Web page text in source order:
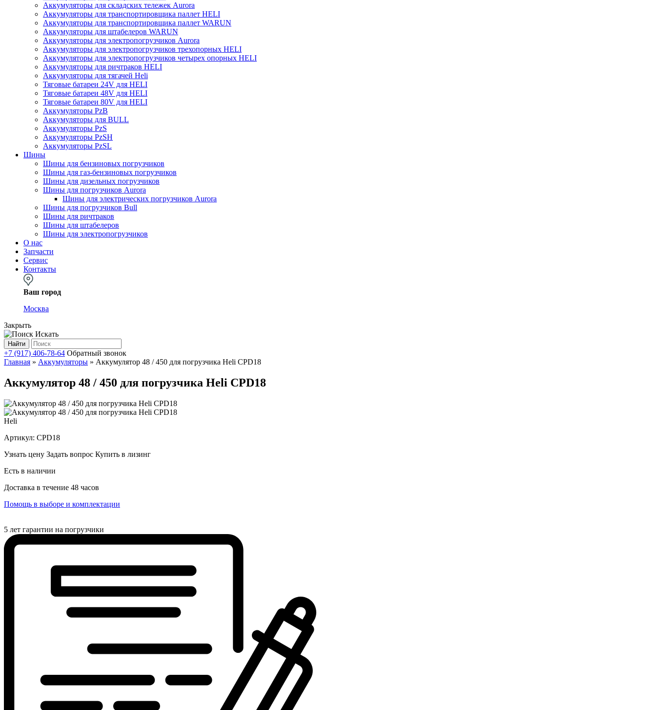
Аккумуляторы для складских тележек Aurora
Аккумуляторы для транспортировщика паллет HELI
Аккумуляторы для транспортировщика паллет WARUN
Аккумуляторы для штабелеров WARUN
Аккумуляторы для электропогрузчиков Aurora
Аккумуляторы для электропогрузчиков трехопорных HELI
Аккумуляторы для электропогрузчиков четырех опорных HELI
Аккумуляторы для ричтраков HELI
Аккумуляторы для тягачей Heli
Тяговые батареи 24V для HELI
Тяговые батареи 48V для HELI
Тяговые батареи 80V для HELI
Аккумуляторы PzB
Аккумуляторы для BULL
Аккумуляторы PzS
Аккумуляторы PzSH
Аккумуляторы PzSL
Шины
Шины для бензиновых погрузчиков
Шины для газ-бензиновых погрузчиков
Шины для дизельных погрузчиков
Шины для погрузчиков Aurora
Шины для электрических погрузчиков Aurora
Шины для погрузчиков Bull
Шины для ричтраков
Шины для штабелеров
Шины для электропогрузчиков
О нас
Запчасти
Сервис
Контакты
Ваш город
Москва
Закрыть
Искать
Найти
+7 (917) 406-78-64 Обратный звонок
Главная » Аккумуляторы » Аккумулятор 48 / 450 для погрузчика Heli CPD18
Аккумулятор 48 / 450 для погрузчика Heli CPD18
Heli
Артикул: CPD18
Узнать цену Задать вопрос Купить в лизинг
Есть в наличии
Доставка в течение 48 часов
Помощь в выборе и комплектации
5 лет гарантии на погрузчики